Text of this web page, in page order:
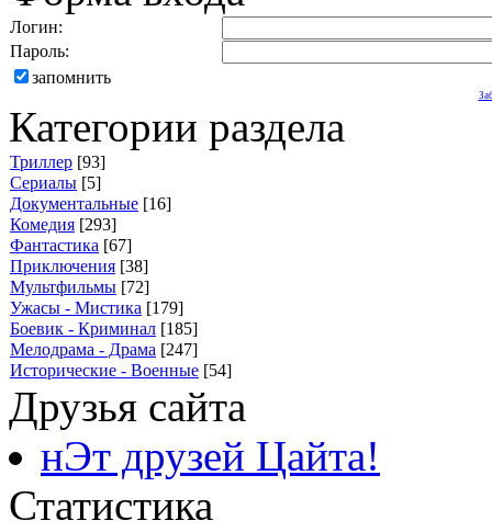
Логин:
Пароль:
запомнить
Категории раздела
Триллер [93]
Сериалы [5]
Документальные [16]
Комедия [293]
Фантастика [67]
Приключения [38]
Мультфильмы [72]
Ужасы - Мистика [179]
Боевик - Криминал [185]
Мелодрама - Драма [247]
Исторические - Военные [54]
Друзья сайта
нЭт друзей Цайта!
Статистика